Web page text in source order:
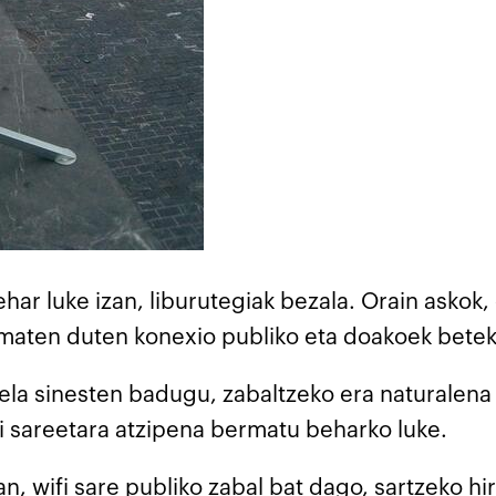
luke izan, liburutegiak bezala. Orain
duten konexio publiko eta doakoek
sinesten badugu, zabaltzeko era
atzipena bermatu beharko luke.
wifi sare publiko zabal bat dago, sartzeko